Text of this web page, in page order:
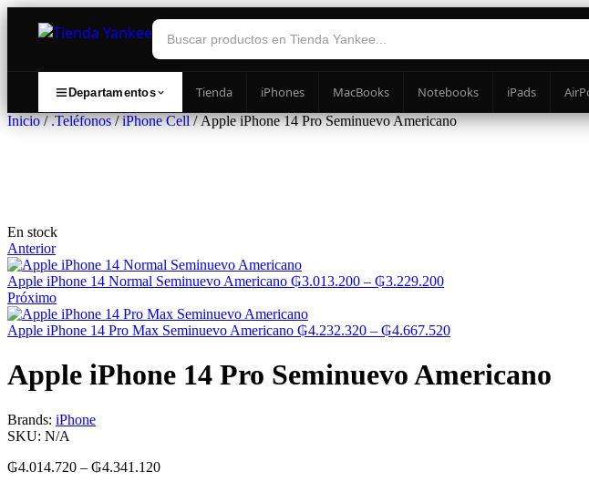
Departamentos Tienda iPhones MacBooks Notebooks iPads
Inicio/.Teléfonos/iPhone Cell/ Apple iPhone 14 Pro Seminuevo Americano
En stock
Anterior
Apple iPhone 14 Normal Seminuevo Americano ₲3.013.200 – ₲3.229.200
Próximo
Apple iPhone 14 Pro Max Seminuevo Americano ₲4.232.320 – ₲4.667.520
Apple iPhone 14 Pro Seminuevo Americano
Brands: iPhone
SKU: N/A
₲4.014.720 – ₲4.341.120